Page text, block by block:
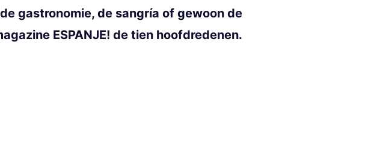
gastronomie, de sangría of gewoon de
ESPANJE! de tien hoofdredenen.